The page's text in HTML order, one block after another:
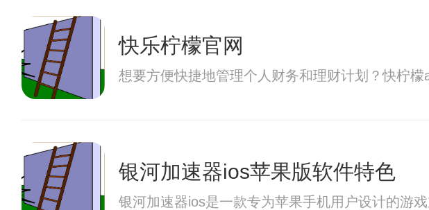
快乐柠檬官网
想要方便快捷地管理个人财务和理财计划？快柠
银河加速器ios苹果版软件特色
银河加速器ios是一款专为苹果手机用户设计的游